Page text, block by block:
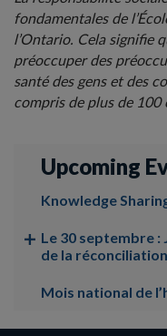
fondamentales de
l’Ontario. Cela signifie
préoccuper des
santé des gens et des
compris de plus de
Upcoming
Knowledge
Le 30 septembre
de la réconciliation
Mois national de